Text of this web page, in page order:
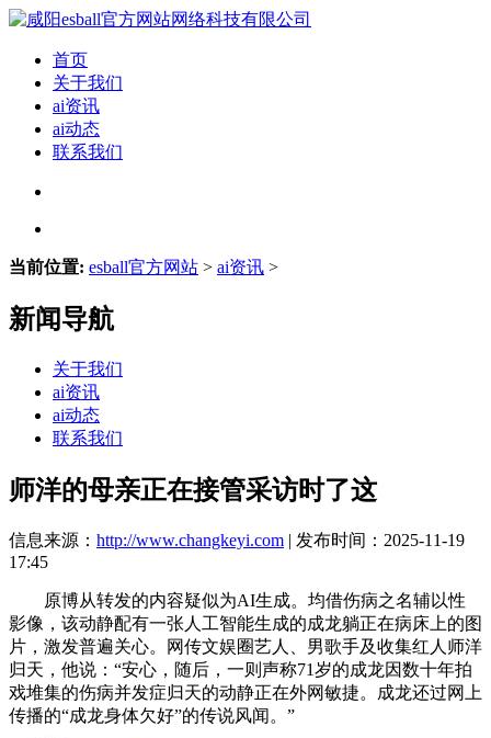
首页
关于我们
ai资讯
ai动态
联系我们
当前位置: esball官方网站 > ai资讯 >
新闻导航
关于我们
ai资讯
ai动态
联系我们
师洋的母亲正在接管采访时了这
信息来源： http://www.changkeyi.com | 发布时间：2025-11-19
17:45
原博从转发的内容疑似为AI生成。均借伤病之名辅以性
影像，该动静配有一张人工智能生成的成龙躺正在病床上的图
片，激发普遍关心。网传文娱圈艺人、男歌手及收集红人师洋
归天，他说：“安心，随后，一则声称71岁的成龙因数十年拍
戏堆集的伤病并发症归天的动静正在外网敏捷。成龙还过网上
传播的“成龙身体欠好”的传说风闻。”